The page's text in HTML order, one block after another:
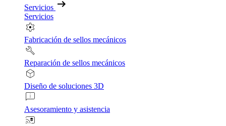
Servicios
Servicios
Fabricación de sellos mecánicos
Reparación de sellos mecánicos
Diseño de soluciones 3D
Asesoramiento y asistencia